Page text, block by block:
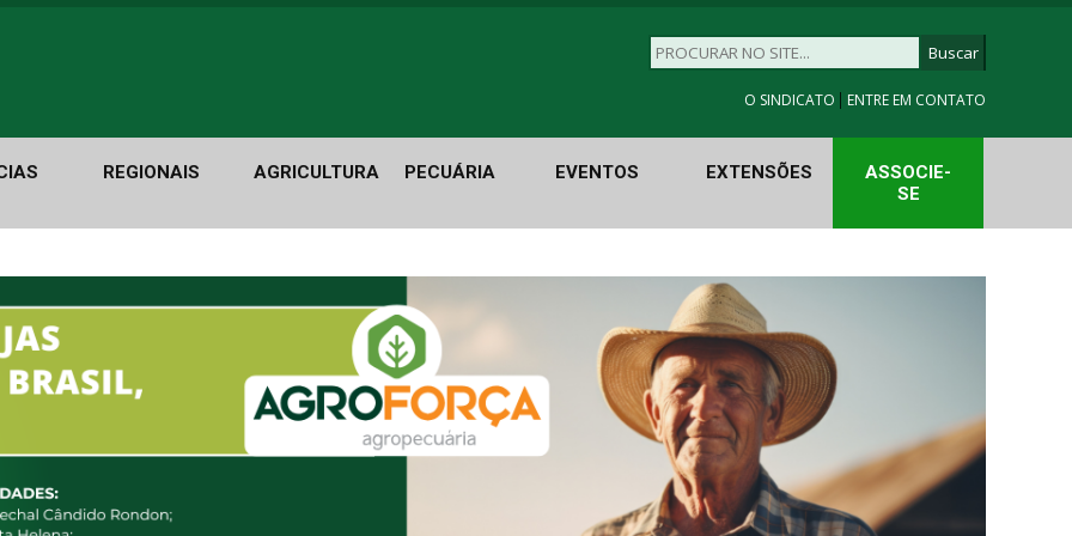
O SINDICATO | ENTRE EM CONTATO
REGIONAIS AGRICULTURA PECUÁRIA EVENTOS EXTENSÕES
ASSOCIE-
SE